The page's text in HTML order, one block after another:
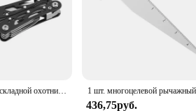
Портативный складной охотничий спасательный Тактический многоцелевой ремонтный инструмент складной многофункциональный карманный нож плоскогубцы мини
436,75руб.